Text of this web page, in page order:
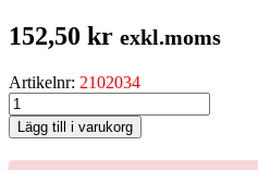
152,50 kr exkl.moms
Artikelnr: 2102034
KLARLACKPENSEL
100
MM
mängd
Lägg till i varukorg